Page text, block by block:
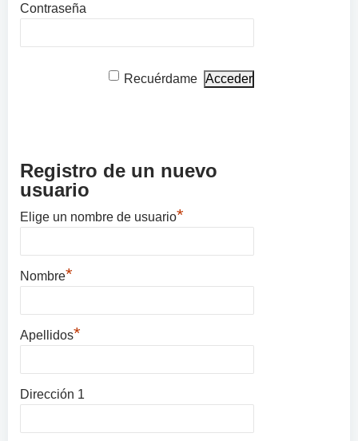
Contraseña
Recuérdame
Registro de un nuevo
usuario
Elige un nombre de usuario*
Nombre*
Apellidos*
Dirección 1